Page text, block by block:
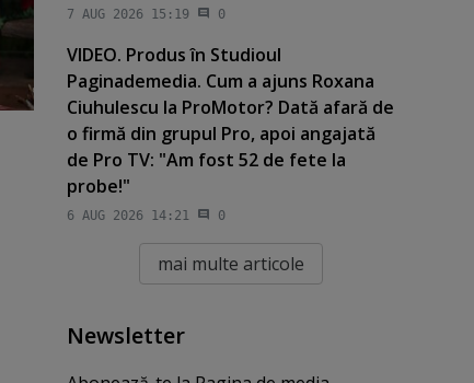
7 AUG 2026 15:19 0
VIDEO. Produs în Studioul
Paginademedia. Cum a ajuns Roxana
Ciuhulescu la ProMotor? Dată afară de
o firmă din grupul Pro, apoi angajată
de Pro TV: "Am fost 52 de fete la
probe!"
6 AUG 2026 14:21 0
mai multe articole
Newsletter